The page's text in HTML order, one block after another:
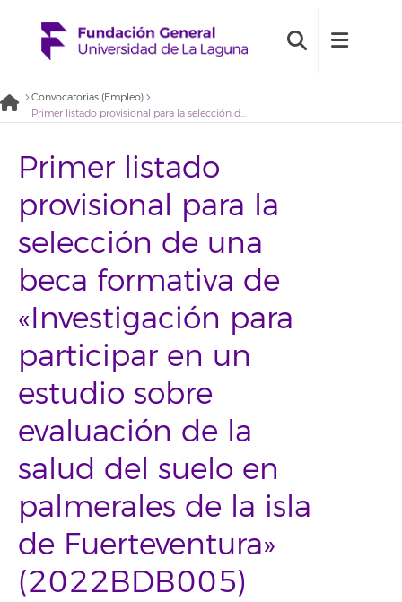
Convocatorias (Empleo)
Primer listado provisional para la selección de una beca formativa de «Investigación para participar en un estudio sobre evaluación de la salud del suelo en palmerales de la isla de Fuerteventura» (2022BDB005)
Primer listado
provisional para la
selección de una
beca formativa de
«Investigación para
participar en un
estudio sobre
evaluación de la
salud del suelo en
palmerales de la isla
de Fuerteventura»
(2022BDB005)